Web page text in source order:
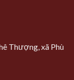
Thượng, xã Phù